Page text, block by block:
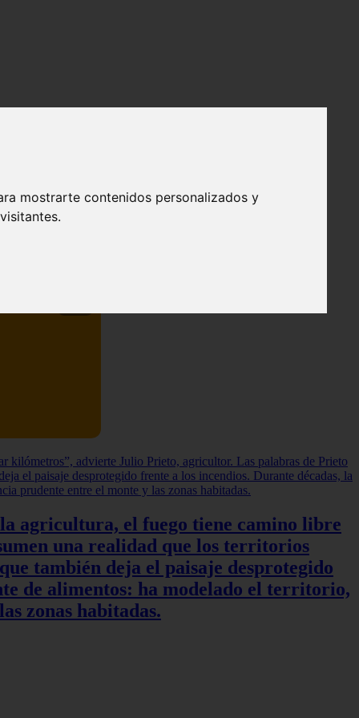
mostrarte contenidos personalizados y
agricultura, el fuego tiene camino libre
una realidad que los territorios
también deja el paisaje desprotegido
de alimentos: ha modelado el territorio,
zonas habitadas.